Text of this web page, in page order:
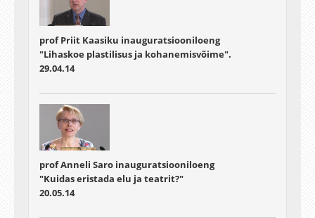
prof Priit Kaasiku inauguratsiooniloeng
"Lihaskoe plastilisus ja kohanemisvõime".
29.04.14
prof Anneli Saro inauguratsiooniloeng
"Kuidas eristada elu ja teatrit?"
20.05.14